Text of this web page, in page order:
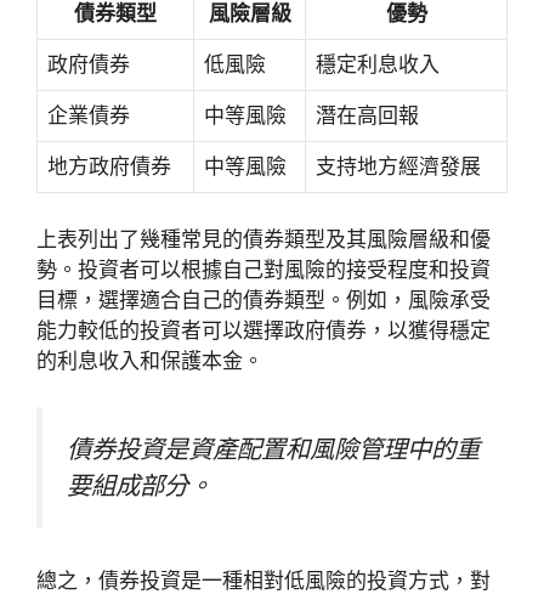
債券類型 風險層級 優勢
政府債券 低風險 穩定利息收入
企業債券 中等風險 潛在高回報
地方政府債券 中等風險 支持地方經濟發展
上表列出了幾種常見的債券類型及其風險層級和優
勢。投資者可以根據自己對風險的接受程度和投資
目標，選擇適合自己的債券類型。例如，風險承受
能力較低的投資者可以選擇政府債券，以獲得穩定
的利息收入和保護本金。
債券投資是資產配置和風險管理中的重
要組成部分。
總之，債券投資是一種相對低風險的投資方式，對